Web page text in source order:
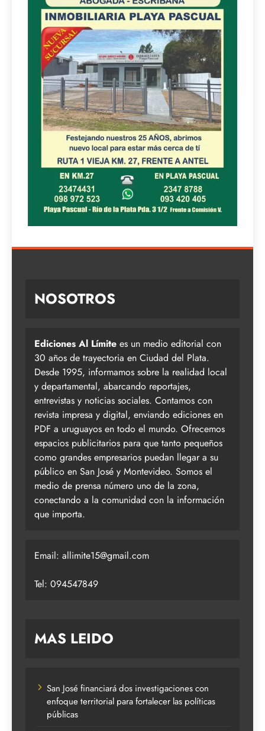
NOSOTROS
Ediciones Al Límite es un medio editorial con
30 años de trayectoria en Ciudad del Plata.
Desde 1995, informamos sobre la realidad local
y departamental, abarcando reportajes,
entrevistas y noticias sociales. Contamos con
revista impresa y digital, enviando ediciones en
PDF a uruguayos en todo el mundo. Ofrecemos
espacios publicitarios para que tanto pequeños
como grandes empresarios puedan llegar a su
público en San José y Montevideo. Somos el
medio de prensa número uno de la zona,
conectando a la comunidad con la información
que importa.
Email: allimite15@gmail.com
Tel: 094547849
MAS LEIDO
San José financiará dos investigaciones con
enfoque territorial para fortalecer las políticas
públicas